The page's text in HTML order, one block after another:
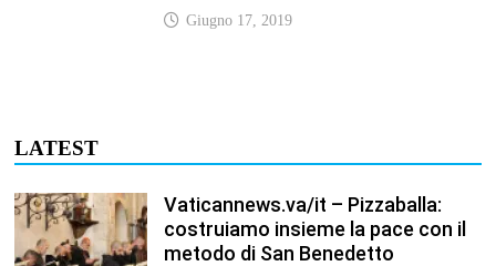
Giugno 17, 2019
LATEST
Vaticannews.va/it – Pizzaballa:
costruiamo insieme la pace con il
metodo di San Benedetto